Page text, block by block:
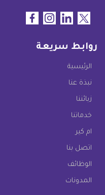
روابط سريعة
الرئيسية
نبذة عنا
زبائننا
خدماتنا
ام كير
اتصل بنا
الوظائف
المدونات